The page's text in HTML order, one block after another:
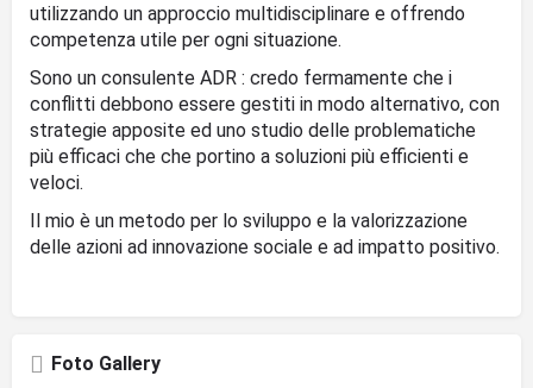
utilizzando un approccio multidisciplinare e offrendo
competenza utile per ogni situazione.
Sono un consulente ADR : credo fermamente che i
conflitti debbono essere gestiti in modo alternativo, con
strategie apposite ed uno studio delle problematiche
più efficaci che che portino a soluzioni più efficienti e
veloci.
Il mio è un metodo per lo sviluppo e la valorizzazione
delle azioni ad innovazione sociale e ad impatto positivo.
Foto Gallery